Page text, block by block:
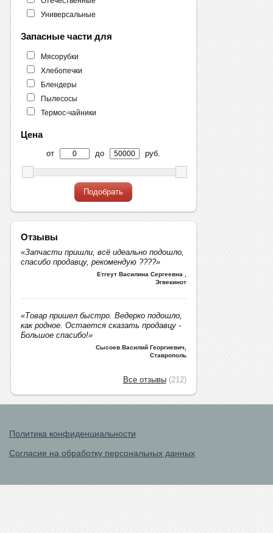
Универсальные
Запасные части для
Мясорубки
Хлебопечки
Блендеры
Пылесосы
Термос-чайники
Цена
от до руб.
Подобрать
Отзывы
«Запчасти пришли, всё идеально подошло,
спасибо продавцу, рекомендую ????»
Етгеут Василина Сергеевна
Эгвекинот
«Товар пришел быстро. Ведерко подошло,
как родное. Остается сказать продавцу -
Большое спасибо!»
Сысоев Василий Георгиевич,
Ставрополь
Все отзывы(212)
Политика конфиденциальности
Согласие на обработку персональных данных